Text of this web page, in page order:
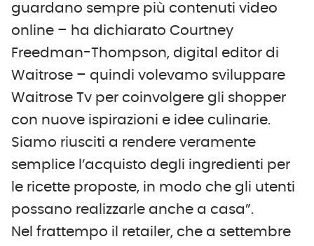
guardano sempre più contenuti video
online – ha dichiarato Courtney
Freedman-Thompson, digital editor di
Waitrose – quindi volevamo sviluppare
Waitrose Tv per coinvolgere gli shopper
con nuove ispirazioni e idee culinarie.
Siamo riusciti a rendere veramente
semplice l’acquisto degli ingredienti per
le ricette proposte, in modo che gli utenti
possano realizzarle anche a casa”.
Nel frattempo il retailer, che a settembre